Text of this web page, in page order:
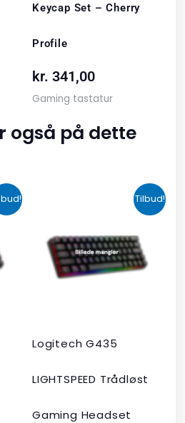
Keycap Set – Cherry
Profile
kr. 341,00
Gaming tastatur
også på dette
Tilbud!
Logitech G435
LIGHTSPEED Trådløst
Gaming Headset
oprindelige
pris
var:
kr. 599,00.
aktuelle
pris
er:
kr. 399,00.